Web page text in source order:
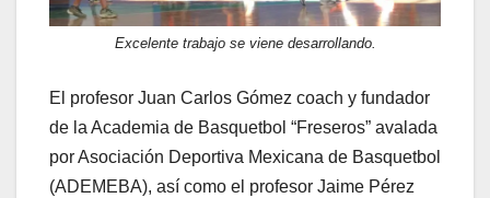
Excelente trabajo se viene desarrollando.
El profesor Juan Carlos Gómez coach y fundador
de la Academia de Basquetbol “Freseros” avalada
por Asociación Deportiva Mexicana de Basquetbol
(ADEMEBA), así como el profesor Jaime Pérez